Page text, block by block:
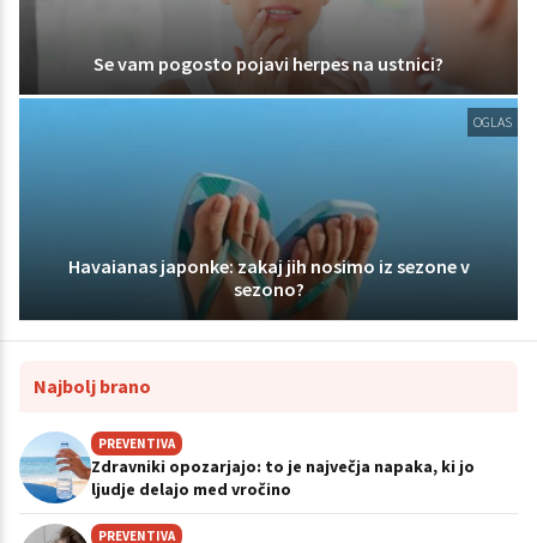
Se vam pogosto pojavi herpes na ustnici?
OGLAS
Havaianas japonke: zakaj jih nosimo iz sezone v
sezono?
Najbolj brano
PREVENTIVA
Zdravniki opozarjajo: to je največja napaka, ki jo
ljudje delajo med vročino
PREVENTIVA